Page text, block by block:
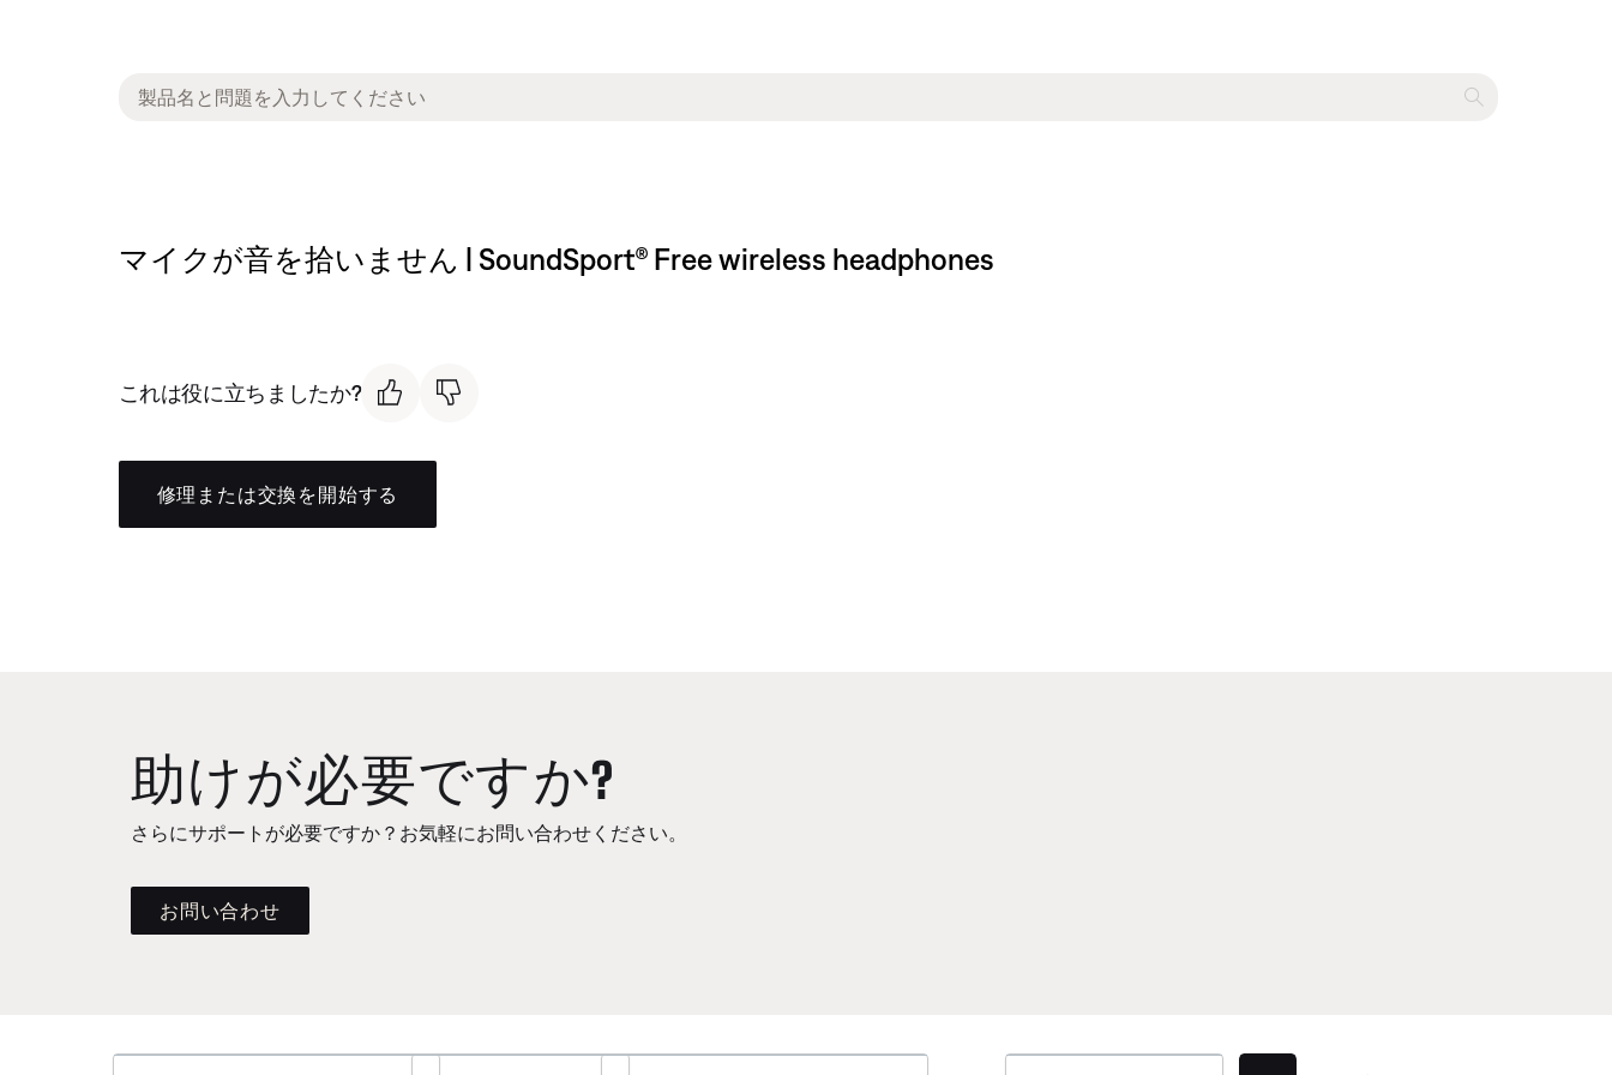
マイクが音を拾いません | SoundSport® Free wireless headphones
これは役に立ちましたか?
修理または交換を開始する
助けが必要ですか?
さらにサポートが必要ですか？お気軽にお問い合わせください。
お問い合わせ